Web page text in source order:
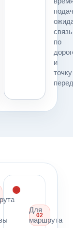
связь
по
и
точку
02
Для
маршрута